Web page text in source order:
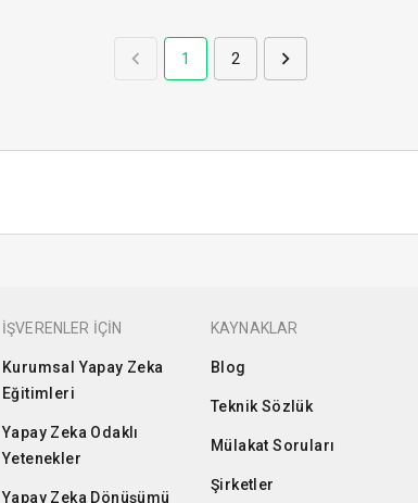
1 2
İŞVERENLER İÇİN
Kurumsal Yapay Zeka
Eğitimleri
Yapay Zeka Odaklı
Yetenekler
Yapay Zeka Dönüşümü
KAYNAKLAR
Blog
Teknik Sözlük
Mülakat Soruları
Şirketler